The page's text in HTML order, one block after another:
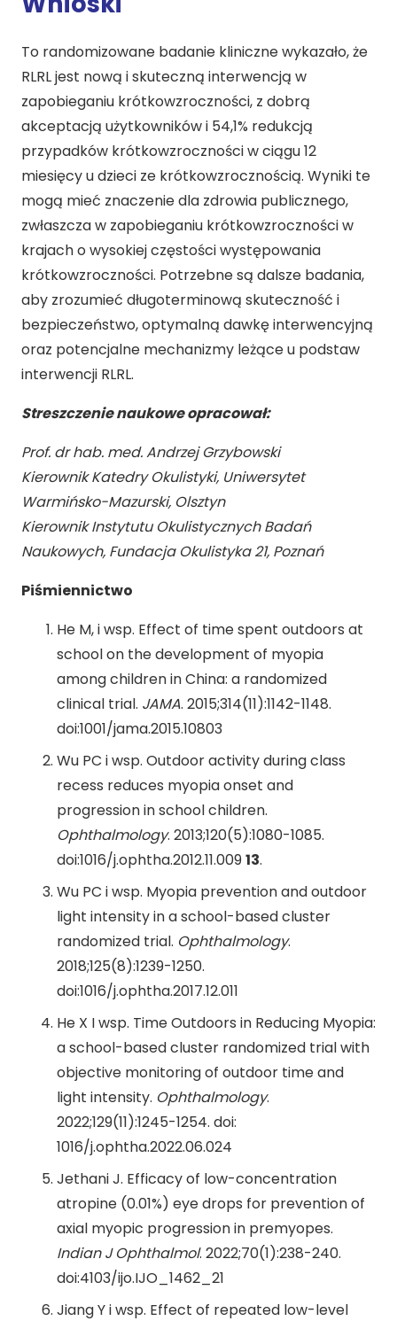
To randomizowane badanie kliniczne wykazało, że
RLRL jest nową i skuteczną interwencją w
zapobieganiu krótkowzroczności, z dobrą
akceptacją użytkowników i 54,1% redukcją
przypadków krótkowzroczności w ciągu 12
miesięcy u dzieci ze krótkowzrocznością. Wyniki te
mogą mieć znaczenie dla zdrowia publicznego,
zwłaszcza w zapobieganiu krótkowzroczności w
krajach o wysokiej częstości występowania
krótkowzroczności. Potrzebne są dalsze badania,
aby zrozumieć długoterminową skuteczność i
bezpieczeństwo, optymalną dawkę interwencyjną
oraz potencjalne mechanizmy leżące u podstaw
interwencji RLRL.
Streszczenie naukowe opracował:
Prof. dr hab. med. Andrzej Grzybowski
Kierownik Katedry Okulistyki, Uniwersytet
Warmińsko-Mazurski, Olsztyn
Kierownik Instytutu Okulistycznych Badań
Naukowych, Fundacja Okulistyka 21, Poznań
Piśmiennictwo
He M, i wsp. Effect of time spent outdoors at
school on the development of myopia
among children in China: a randomized
clinical trial. JAMA. 2015;314(11):1142-1148.
doi:1001/jama.2015.10803
Wu PC i wsp. Outdoor activity during class
recess reduces myopia onset and
progression in school children.
Ophthalmology. 2013;120(5):1080-1085.
doi:1016/j.ophtha.2012.11.00913.
Wu PC i wsp. Myopia prevention and outdoor
light intensity in a school-based cluster
randomized trial. Ophthalmology.
2018;125(8):1239-1250.
doi:1016/j.ophtha.2017.12.011
He X I wsp. Time Outdoors in Reducing Myopia:
a school-based cluster randomized trial with
objective monitoring of outdoor time and
light intensity. Ophthalmology.
2022;129(11):1245-1254. doi:
1016/j.ophtha.2022.06.024
Jethani J. Efficacy of low-concentration
atropine (0.01%) eye drops for prevention of
axial myopic progression in premyopes.
Indian J Ophthalmol. 2022;70(1):238-240.
doi:4103/ijo.IJO_1462_21
Jiang Y i wsp. Effect of repeated low-level